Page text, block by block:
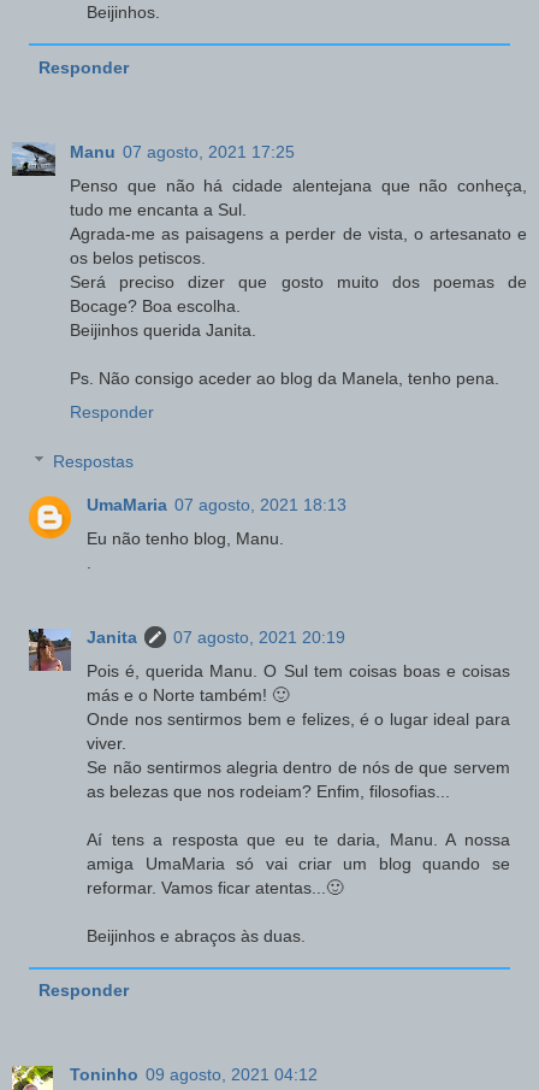
Beijinhos.
Responder
Manu 07 agosto, 2021 17:25
Penso que não há cidade alentejana que não conheça,
tudo me encanta a Sul.
Agrada-me as paisagens a perder de vista, o artesanato e
os belos petiscos.
Será preciso dizer que gosto muito dos poemas de
Bocage? Boa escolha.
Beijinhos querida Janita.
Ps. Não consigo aceder ao blog da Manela, tenho pena.
Responder
Respostas
UmaMaria 07 agosto, 2021 18:13
Eu não tenho blog, Manu.
Janita
07 agosto, 2021 20:19
Pois é, querida Manu. O Sul tem coisas boas e coisas
más e o Norte também! 🙂
Onde nos sentirmos bem e felizes, é o lugar ideal para
viver.
Se não sentirmos alegria dentro de nós de que servem
as belezas que nos rodeiam? Enfim, filosofias...
Aí tens a resposta que eu te daria, Manu. A nossa
amiga UmaMaria só vai criar um blog quando se
reformar. Vamos ficar atentas...🙂
Beijinhos e abraços às duas.
Responder
Toninho 09 agosto, 2021 04:12